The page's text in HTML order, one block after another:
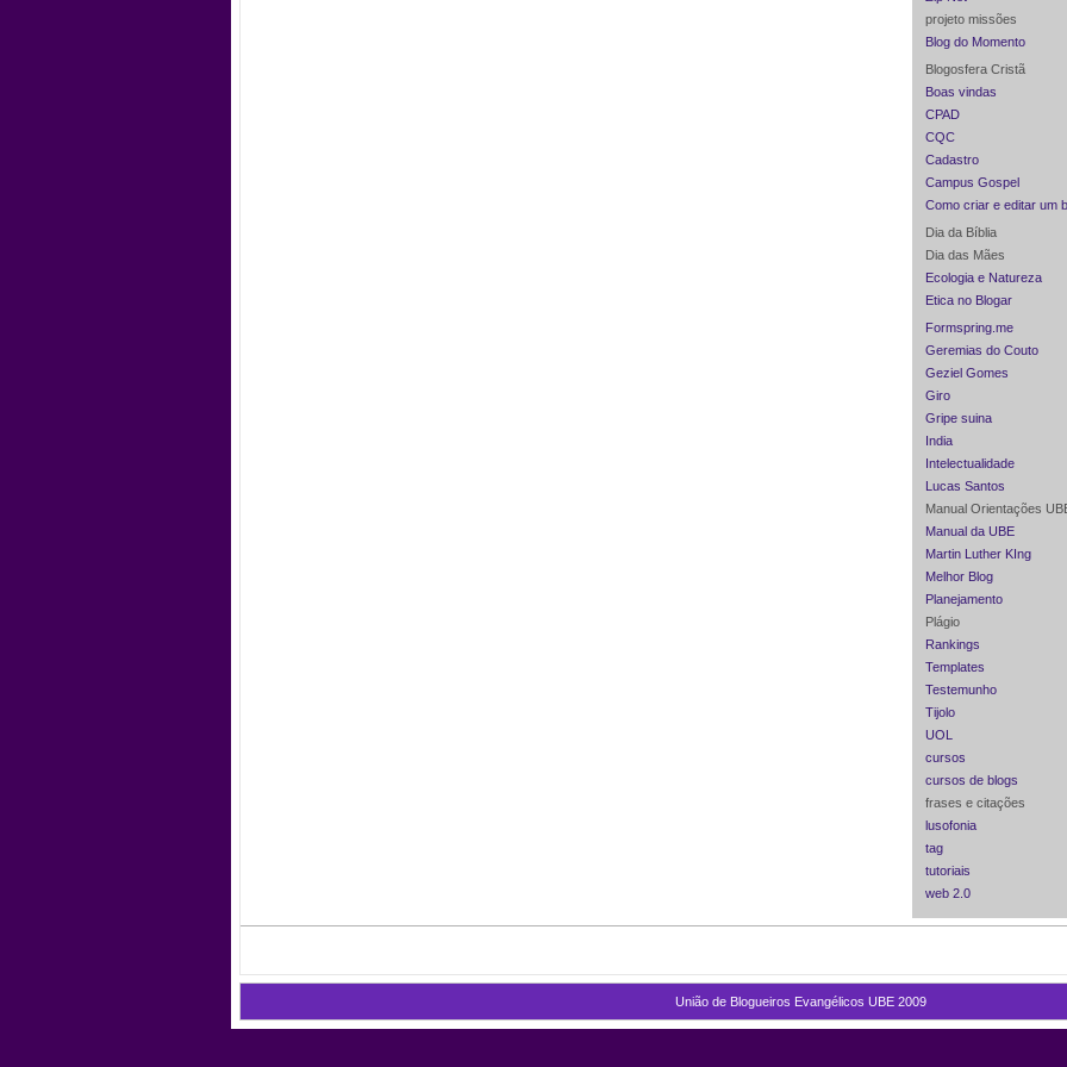
projeto missões
Blog do Momento
Blogosfera Cristã
Boas vindas
CPAD
CQC
Cadastro
Campus Gospel
Como criar e editar um
Dia da Bíblia
Dia das Mães
Ecologia e Natureza
Etica no Blogar
Formspring.me
Geremias do Couto
Geziel Gomes
Giro
Gripe suina
India
Intelectualidade
Lucas Santos
Manual Orientações
Manual da UBE
Martin Luther KIng
Melhor Blog
Planejamento
Plágio
Rankings
Templates
Testemunho
Tijolo
UOL
cursos
cursos de blogs
frases e citações
lusofonia
tag
tutoriais
web 2.0
União de Blogueiros Evangélicos UBE 2009